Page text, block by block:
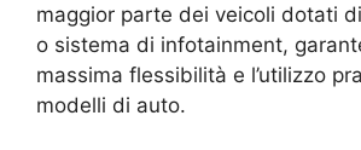
maggior parte dei veicoli dotati
o sistema di infotainment,
massima flessibilità e l’utilizzo
modelli di auto.